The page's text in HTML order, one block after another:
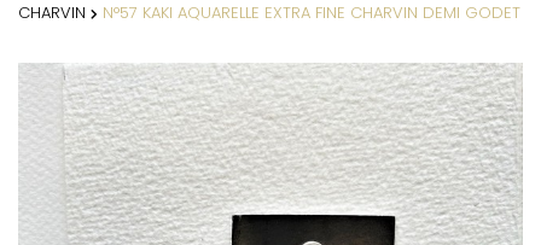
CHARVIN
N°57 KAKI AQUARELLE EXTRA FINE CHARVIN DEMI GODET